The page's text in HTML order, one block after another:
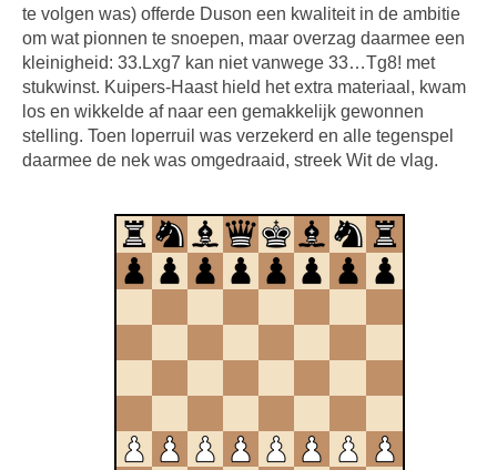
te volgen was) offerde Duson een kwaliteit in de ambitie
om wat pionnen te snoepen, maar overzag daarmee een
kleinigheid: 33.Lxg7 kan niet vanwege 33…Tg8! met
stukwinst. Kuipers-Haast hield het extra materiaal, kwam
los en wikkelde af naar een gemakkelijk gewonnen
stelling. Toen loperruil was verzekerd en alle tegenspel
daarmee de nek was omgedraaid, streek Wit de vlag.